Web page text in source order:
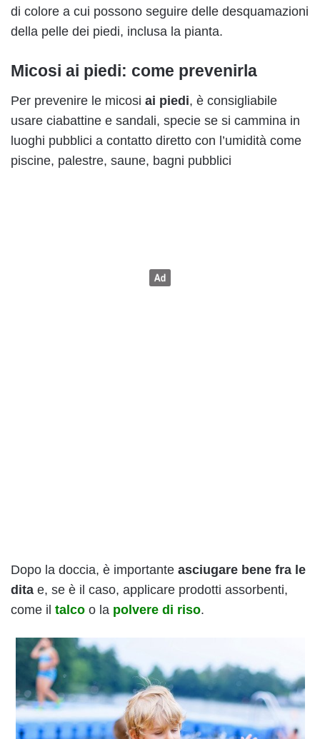
di colore a cui possono seguire delle desquamazioni
della pelle dei piedi, inclusa la pianta.
Micosi ai piedi: come prevenirla
Per prevenire le micosi ai piedi, è consigliabile
usare ciabattine e sandali, specie se si cammina in
luoghi pubblici a contatto diretto con l’umidità come
piscine, palestre, saune, bagni pubblici
Dopo la doccia, è importante asciugare bene fra le
dita e, se è il caso, applicare prodotti assorbenti,
come il talco o la polvere di riso.